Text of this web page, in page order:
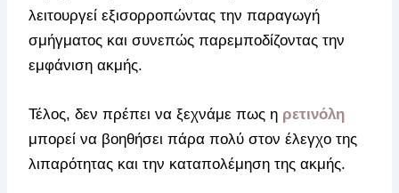
λειτουργεί εξισορροπώντας την παραγωγή
σμήγματος και συνεπώς παρεμποδίζοντας την
εμφάνιση ακμής.
Τέλος, δεν πρέπει να ξεχνάμε πως η ρετινόλη
μπορεί να βοηθήσει πάρα πολύ στον έλεγχο της
λιπαρότητας και την καταπολέμηση της ακμής.